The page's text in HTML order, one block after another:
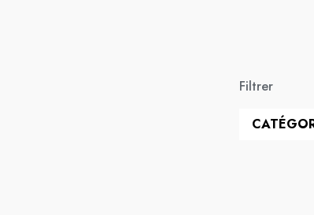
Filtrer